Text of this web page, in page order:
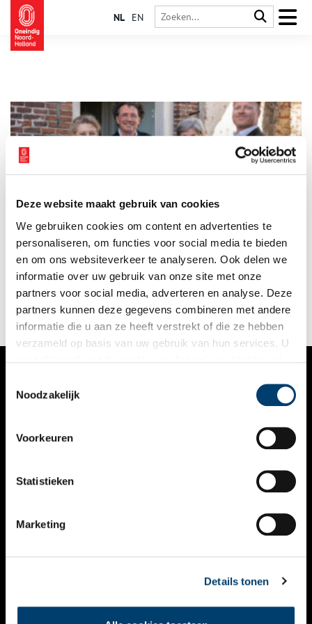
Deze website maakt gebruik van cookies
We gebruiken cookies om content en advertenties te
personaliseren, om functies voor social media te bieden
en om ons websiteverkeer te analyseren. Ook delen we
informatie over uw gebruik van onze site met onze
partners voor social media, adverteren en analyse. Deze
partners kunnen deze gegevens combineren met andere
informatie die u aan ze heeft verstrekt of die ze hebben
verzameld op basis van uw gebruik van hun services. U
Noodzakelijk
Voorkeuren
Statistieken
Marketing
Details tonen
NL EN
Deze week vond bij de historische Volmolen in Amersfoort een
symbolisch moment plaats: de officiële overdracht van de
distributie van de bekende monumentenschildjes aan stichting
Nederland Monumentenland. Sinds 1 januari 2025 is deze
stichting, in opdracht van de Rijksdienst voor het Cultureel
Erfgoed (RCE), verantwoordelijk voor de landelijke
verspreiding van de karakteristieke schildjes die monumenten
herkenbaar maken.
2 min
VERHALEN
KALENDER
THEMA’S
VIDEO’S
CONTACT